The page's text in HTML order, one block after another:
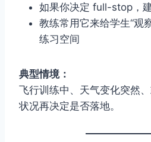
如果你决定 full-stop，
教练常用它来给学生“观
练习空间
典型情境：
飞行训练中、天气变化突然
状况再决定是否落地。